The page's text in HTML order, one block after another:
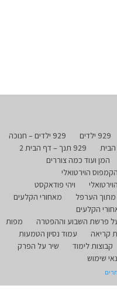
929 ילדים
929 ילדים – חנוכה
929 תנך – דף הבית 2
המן ועוד כמה צוררים
הוירטואלי
ויהי פודאקסט
מתוך הערפל
מאחורי הקלעים
הקלעים
פרשת השבוע וההפטרה
מפות
קריאה
עמוד נסיון הטמעות
קבוצות לימוד
שיר על הפרק
שימוש